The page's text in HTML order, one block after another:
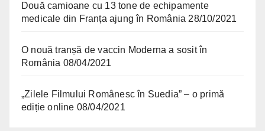
Două camioane cu 13 tone de echipamente
medicale din Franța ajung în România 28/10/2021
O nouă tranșă de vaccin Moderna a sosit în
România 08/04/2021
„Zilele Filmului Românesc în Suedia” – o primă
ediție online 08/04/2021